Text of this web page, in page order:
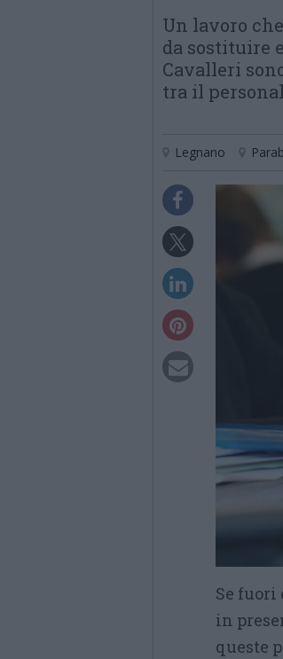
Un lavoro
da sostituire
Cavalleri
tra il
Legnano
Se fuori
in
queste